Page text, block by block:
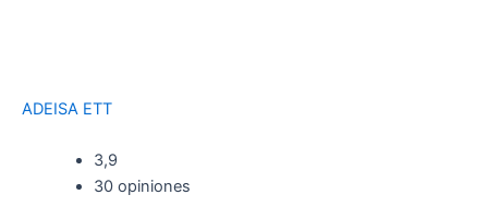
ADEISA ETT
3,9
30 opiniones